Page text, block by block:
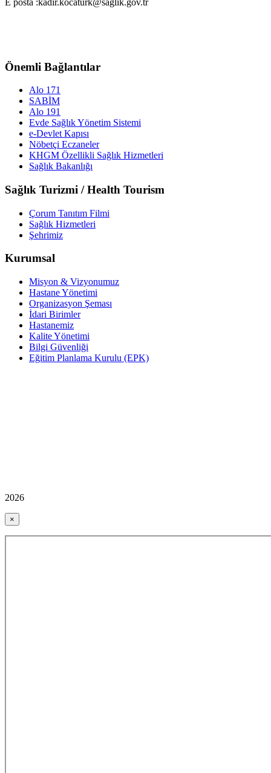
Önemli Bağlantılar
Alo 171
SABİM
Alo 191
Evde Sağlık Yönetim Sistemi
e-Devlet Kapısı
Nöbetçi Eczaneler
KHGM Özellikli Sağlık Hizmetleri
Sağlık Bakanlığı
Sağlık Turizmi / Health Tourism
Çorum Tanıtım Filmi
Sağlık Hizmetleri
Şehrimiz
Kurumsal
Misyon & Vizyonumuz
Hastane Yönetimi
Organizasyon Şeması
İdari Birimler
Hastanemiz
Kalite Yönetimi
Bilgi Güvenliği
Eğitim Planlama Kurulu (EPK)
2026
×